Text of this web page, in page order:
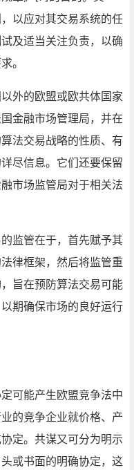
以应对其交易系统的任
及适当关注负责，以确
。
外的欧盟或欧共体国家
金融市场管理局，并在
法交易战略的性质、有
尽信息。它们还要保留
市场监管局对于相关法
监管在于，首先赋予其
律框架，然后将监管重
旨在预防算法交易可能
期确保市场的良好运行
可能产生欧盟竞争法中
的竞争企业就价格、产
定。共谋又可分为明示
或书面的明确协定，这